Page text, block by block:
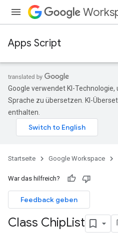
Apps Script
Google verwendet KI-
Sprache zu übersetzen. KI-
enthalten.
Startseite Google Workspace
War das hilfreich?
Feedback geben
Class ChipList